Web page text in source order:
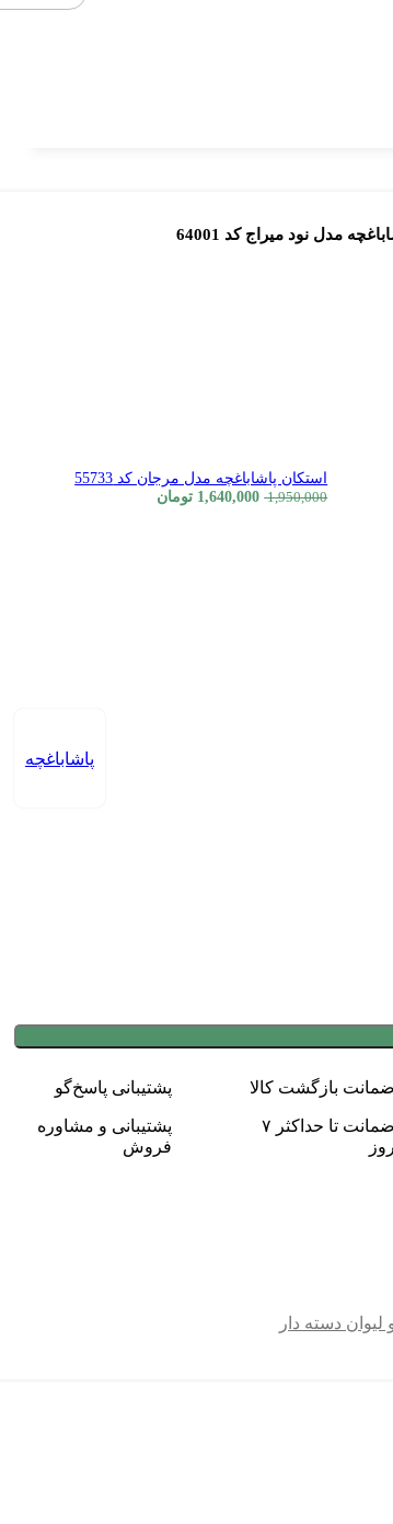
مدل نود میراج کد 64001
استکان پاشاباغچه مدل مرجان کد 55733
1,950,000
1,640,000 تومان
پاشاباغچه
ضمانت بازگشت کالا
ضمانت تا حداکثر ۷
روز
پشتیبانی پاسخ‌گو
پشتیبانی و مشاوره
فروش
دسته دار